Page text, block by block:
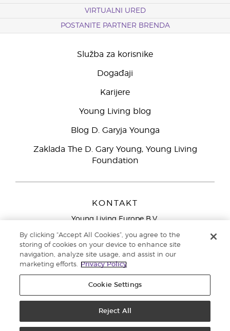
VIRTUALNI URED
POSTANITE PARTNER BRENDA
Služba za korisnike
Događaji
Karijere
Young Living blog
Blog D. Garyja Younga
Zaklada The D. Gary Young, Young Living
Foundation
KONTAKT
Young Living Europe B.V.
9727 AJ Groningen
Sjedište tvrtke Young Living Europe Ltd.:
9000
Pravila o privatnosti
By clicking “Accept All Cookies”, you agree to the
storing of cookies on your device to enhance site
navigation, analyze site usage, and assist in our
marketing efforts.
Privacy Policy
Cookie Settings
Reject All